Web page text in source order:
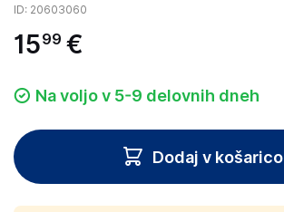
ID: 20603060
1599 €
Na voljo v 5-9 delovnih dneh
Dodaj v košarico